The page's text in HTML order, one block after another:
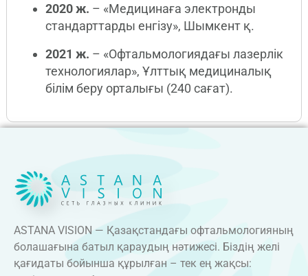
2020 ж. – «Медицинаға электронды
стандарттарды енгізу», Шымкент қ.
2021 ж. – «Офтальмологиядағы лазерлік
технологиялар», Ұлттық медициналық
білім беру орталығы (240 сағат).
ASTANA VISION — Қазақстандағы офтальмологияның
болашағына батыл қараудың нәтижесі. Біздің желі
қағидаты бойынша құрылған – тек ең жақсы: